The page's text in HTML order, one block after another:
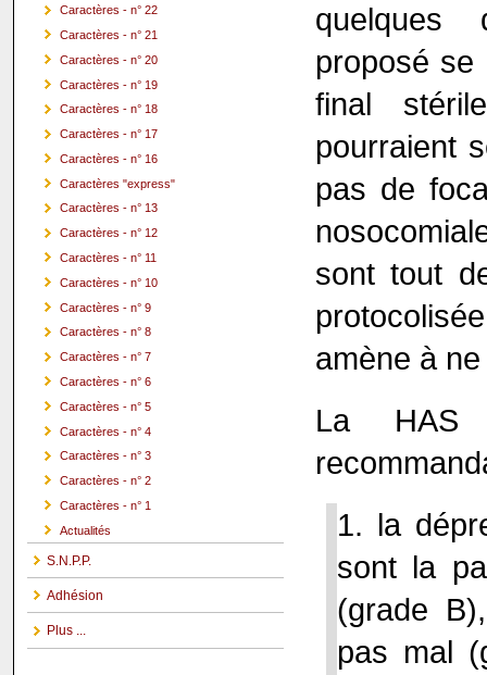
Caractères - n° 22
Caractères - n° 21
Caractères - n° 20
Caractères - n° 19
Caractères - n° 18
Caractères - n° 17
Caractères - n° 16
Caractères "express"
Caractères - n° 13
Caractères - n° 12
Caractères - n° 11
Caractères - n° 10
Caractères - n° 9
Caractères - n° 8
Caractères - n° 7
Caractères - n° 6
Caractères - n° 5
Caractères - n° 4
Caractères - n° 3
Caractères - n° 2
Caractères - n° 1
Actualités
S.N.P.P.
Adhésion
Plus ...
quelques
proposé se
final
pourraient
pas de
sont tout
amène à
La
1. la
sont la
(grade
pas mal